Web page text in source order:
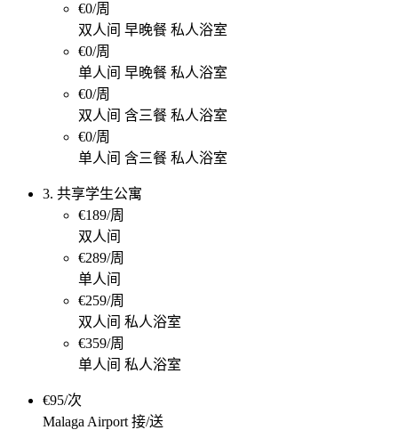
€0/周
双人间 早晚餐 私人浴室
€0/周
单人间 早晚餐 私人浴室
€0/周
双人间 含三餐 私人浴室
€0/周
单人间 含三餐 私人浴室
3. 共享学生公寓
€189/周
双人间
€289/周
单人间
€259/周
双人间 私人浴室
€359/周
单人间 私人浴室
€95/次
Malaga Airport 接/送